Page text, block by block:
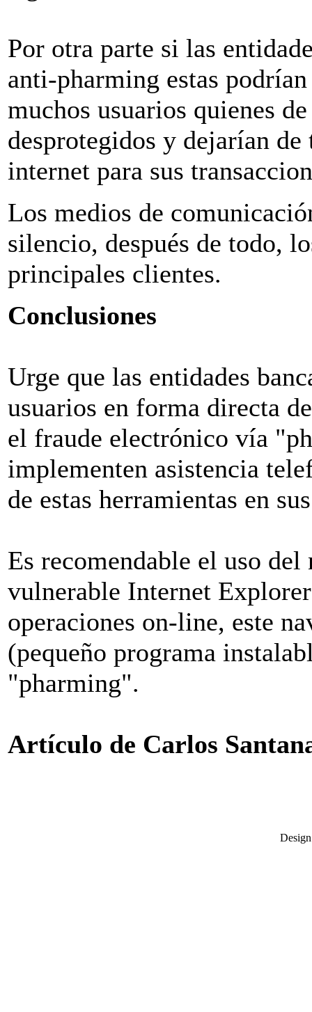
Por otra parte si las
anti-pharming estas
muchos usuarios quienes
desprotegidos y dejarían
internet para sus
Los medios de
silencio, después de todo,
principales clientes.
Conclusiones
Urge que las entidades
usuarios en forma directa
el fraude electrónico vía
implementen asistencia
de estas herramientas en
Es recomendable el uso
vulnerable Internet
operaciones on-line, este
(pequeño programa
"pharming".
Artículo de Carlos